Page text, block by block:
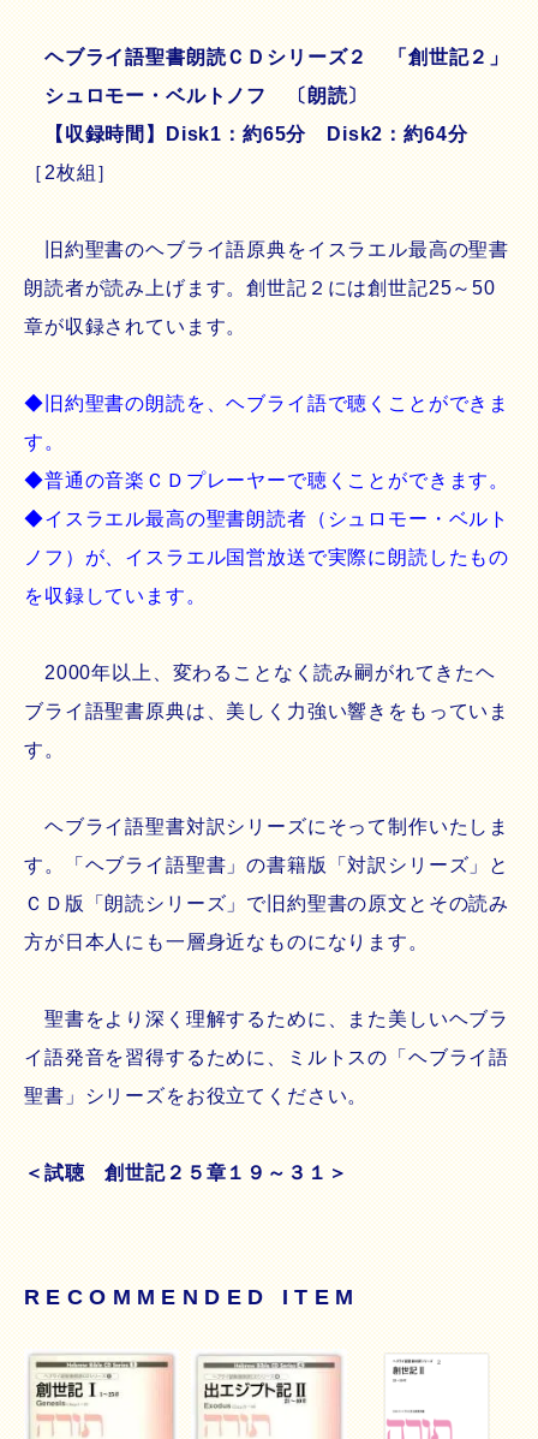
ヘブライ語聖書朗読ＣＤシリーズ２ 「創世記２」
シュロモー・ベルトノフ 〔朗読〕
【収録時間】Disk1：約65分 Disk2：約64分
［2枚組］
旧約聖書のヘブライ語原典をイスラエル最高の聖書
朗読者が読み上げます。創世記２には創世記25～50
章が収録されています。
◆旧約聖書の朗読を、ヘブライ語で聴くことができま
す。
◆普通の音楽ＣＤプレーヤーで聴くことができます。
◆イスラエル最高の聖書朗読者（シュロモー・ベルト
ノフ）が、イスラエル国営放送で実際に朗読したもの
を収録しています。
2000年以上、変わることなく読み嗣がれてきたヘ
ブライ語聖書原典は、美しく力強い響きをもっていま
す。
ヘブライ語聖書対訳シリーズにそって制作いたしま
す。「ヘブライ語聖書」の書籍版「対訳シリーズ」と
ＣＤ版「朗読シリーズ」で旧約聖書の原文とその読み
方が日本人にも一層身近なものになります。
聖書をより深く理解するために、また美しいヘブラ
イ語発音を習得するために、ミルトスの「ヘブライ語
聖書」シリーズをお役立てください。
＜試聴 創世記２５章１９～３１＞
RECOMMENDED ITEM